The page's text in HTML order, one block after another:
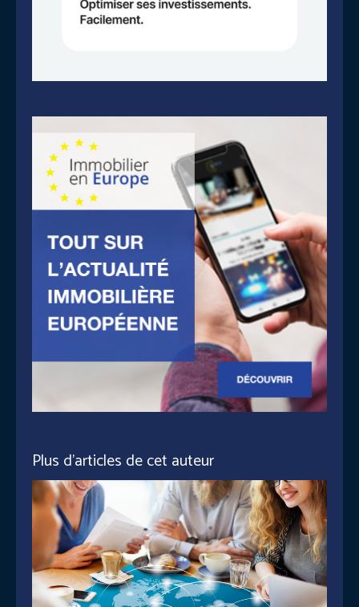
Plus d'articles de cet auteur